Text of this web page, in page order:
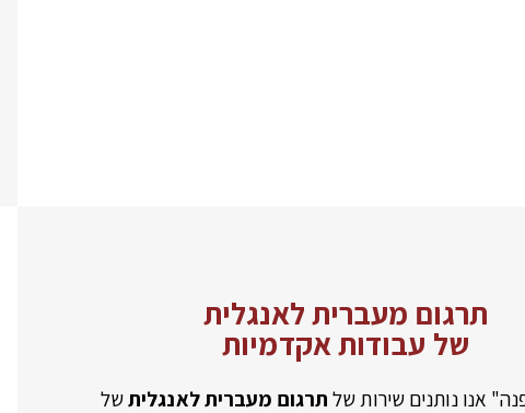
תרגום מעברית לאנגלית
של עבודות אקדמיות
אנו נותנים שירות של תרגום מעברית לאנגליתשל